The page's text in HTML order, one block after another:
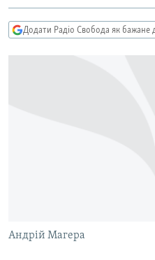
Перейти
до
КУЛЬТУРА
КРИМ.РЕАЛІЇ
ПОДКАСТИ
Додати Радіо Свобода як бажане
Андрій Магера